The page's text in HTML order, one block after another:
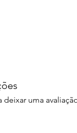
uma